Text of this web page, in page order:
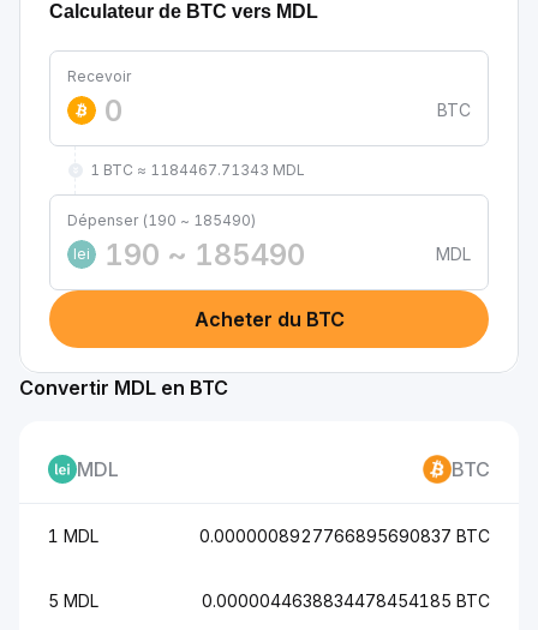
Calculateur de BTC vers MDL
Recevoir
BTC
1 BTC ≈ 1184467.71343 MDL
Dépenser (190 ~ 185490)
lei
MDL
Acheter du BTC
Convertir MDL en BTC
MDL BTC
1 MDL 0.0000008927766895690837 BTC
5 MDL 0.0000044638834478454185 BTC